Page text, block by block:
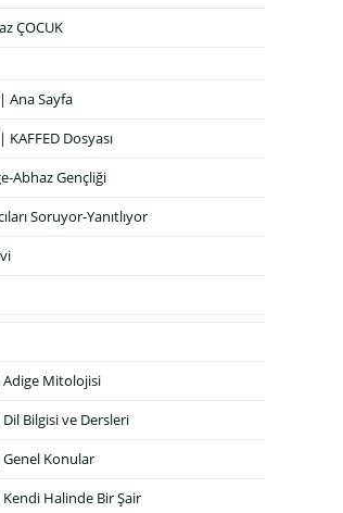
ÇOCUK
Ana Sayfa
KAFFED Dosyası
Abhaz Gençliği
Soruyor-Yanıtlıyor
Mitolojisi
Bilgisi ve Dersleri
Konular
Halinde Bir Şair